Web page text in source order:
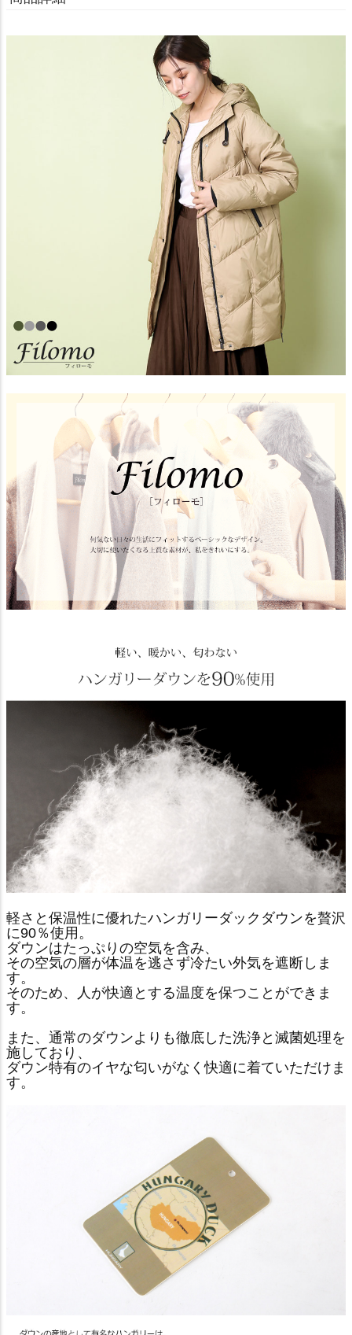
軽さと保温性に優れたハンガリーダックダウンを贅沢
に90％使用。
ダウンはたっぷりの空気を含み、
その空気の層が体温を逃さず冷たい外気を遮断しま
す。
そのため、人が快適とする温度を保つことができま
す。
また、通常のダウンよりも徹底した洗浄と滅菌処理を
施しており、
ダウン特有のイヤな匂いがなく快適に着ていただけま
す。